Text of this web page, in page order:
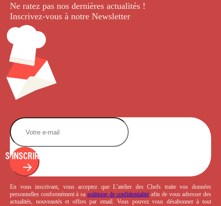
Ne ratez pas nos dernières actualités !
Inscrivez-vous à notre Newsletter.
S'INSCRIRE
En vous inscrivant, vous acceptez que L’atelier des Chefs traite vos données
personnelles conformément à sa politique de confidentialité afin de vous adresser des
actualités, nouveautés et offres par email. Vous pouvez vous désabonner à tout